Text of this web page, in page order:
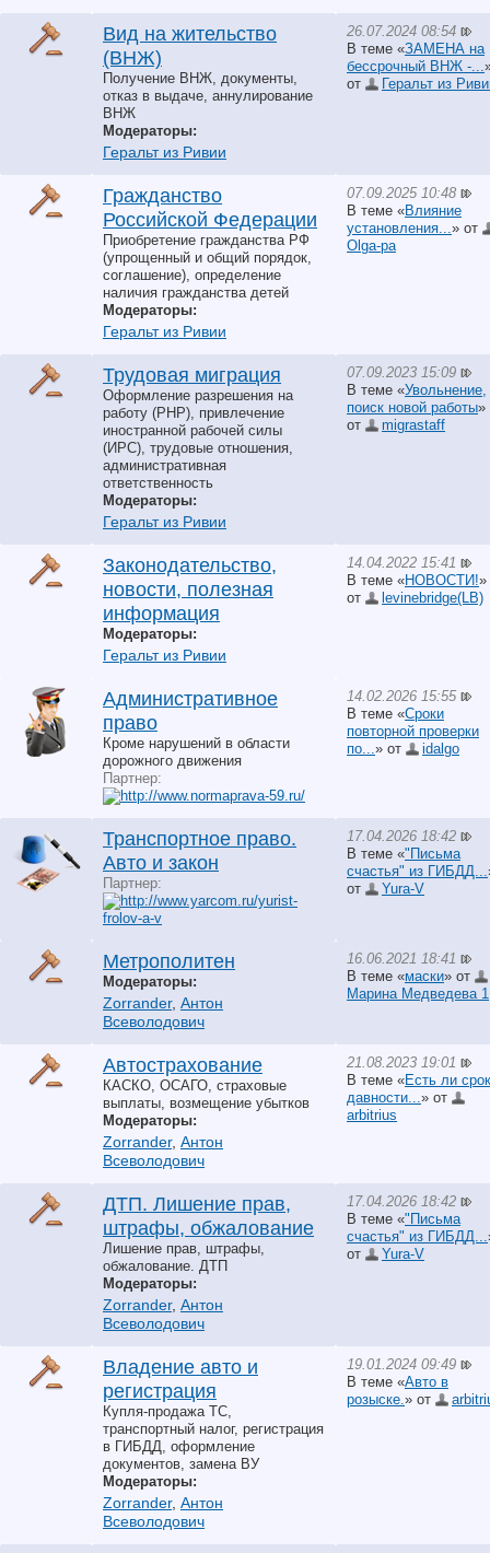
Вид на жительство
(ВНЖ)
Получение ВНЖ, документы,
отказ в выдаче, аннулирование
ВНЖ
Модераторы:
Геральт из Ривии
26.07.2024 08:54
В теме «ЗАМЕНА на
бессрочный ВНЖ -...
от
Геральт из
Гражданство
Российской Федерации
Приобретение гражданства РФ
(упрощенный и общий порядок,
соглашение), определение
наличия гражданства детей
Модераторы:
Геральт из Ривии
07.09.2025 10:48
В теме «Влияние
установления... » от
Olga-pa
Трудовая миграция
Оформление разрешения на
работу (РНР), привлечение
иностранной рабочей силы
(ИРС), трудовые отношения,
административная
ответственность
Модераторы:
Геральт из Ривии
07.09.2023 15:09
В теме «Увольнение,
поиск новой работы»
от
migrastaff
Законодательство,
новости, полезная
информация
Модераторы:
Геральт из Ривии
14.04.2022 15:41
В теме «НОВОСТИ!»
от
levinebridge(LB)
Административное
право
Кроме нарушений в области
дорожного движения
Партнер:
14.02.2026 15:55
В теме «Сроки
повторной проверки
по... » от idalgo
Транспортное право.
Авто и закон
Партнер:
17.04.2026 18:42
В теме «"Письма
счастья" из ГИБДД...
от
Yura-V
Метрополитен
Модераторы:
Zorrander, Антон
Всеволодович
16.06.2021 18:41
В теме «маски» от
Марина Медведева 1
Автострахование
КАСКО, ОСАГО, страховые
выплаты, возмещение убытков
Модераторы:
Zorrander, Антон
Всеволодович
21.08.2023 19:01
В теме «Есть ли срок
давности... » от
arbitrius
ДТП. Лишение прав,
штрафы, обжалование
Лишение прав, штрафы,
обжалование. ДТП
Модераторы:
Zorrander, Антон
Всеволодович
17.04.2026 18:42
В теме «"Письма
счастья" из ГИБДД...
от
Yura-V
Владение авто и
регистрация
Купля-продажа ТС,
транспортный налог, регистрация
в ГИБДД, оформление
документов, замена ВУ
Модераторы:
Zorrander, Антон
Всеволодович
19.01.2024 09:49
В теме «Авто в
розыске. » от